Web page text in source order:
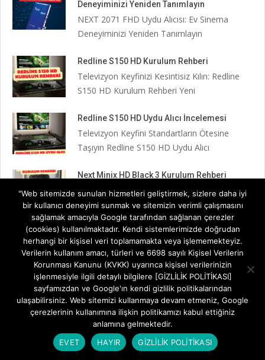
Deneyiminizi Yeniden Tanımlayın
NEXT 2071 FHD Uydu Alıcısı: Ev Sinema
Deneyiminizi Yeniden Tanımlayın
Redline S150 HD Kurulum Rehberi
Televizyon Keyfinizi Kesintisiz Kılın: Redline
S150 HD Kurulum Rehberi Yeni
Redline S150 HD Uydu Alıcı İncelemesi
Televizyon Keyfini Standartların Ötesine
Taşıyın Redline S150 HD Uydu Alıcı
Next Minix HD Black 3 Kurulum Rehberi
Next Minix HD Black 3 Kurulum Rehberi: Adım
Adım Televizyon
NEXT Minix HD Black 3 İNCELEME
Küçük Boyut, Dev Performans: Minix HD
Black III ile Televizyon
Next 2023 Full HD Uydu Alıcısı İncelemesi
Televizyon İzleme Deneyiminde Yerli Güç:
Next 2023 Full HD Uydu
Next Kanky HD Gold Uydu Alıcısı İncelemesi
"Web sitemizde sunulan hizmetleri geliştirmek, sizlere daha iyi
bir kullanıcı deneyimi sunmak ve sitemizin verimli çalışmasını
sağlamak amacıyla Google tarafından sağlanan çerezler
(cookies) kullanılmaktadır. Kendi sistemlerimizde doğrudan
herhangi bir kişisel veri toplamamakta veya işlememekteyiz.
Verilerin kullanım amacı, türleri ve 6698 sayılı Kişisel Verilerin
Korunması Kanunu (KVKK) uyarınca kişisel verilerinizin
işlenmesiyle ilgili detaylı bilgilere [GİZLİLİK POLİTİKASI]
sayfamızdan ve Google'ın kendi gizlilik politikalarından
ulaşabilirsiniz. Web sitemizi kullanmaya devam etmeniz, Google
çerezlerinin kullanımına ilişkin politikamızı kabul ettiğiniz
anlamına gelmektedir.
EVET
HAYIR GİZLİLİK POLİTİKASI